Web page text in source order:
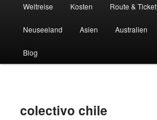
Weltreise Kosten Route & Ticket
Neuseeland Asien Australien
Blog
colectivo chile